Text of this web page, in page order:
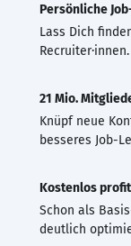
Persönliche
Lass Dich
Recruiter·innen.
21 Mio.
Knüpf neue
besseres Job-
Kostenlos
Schon als
deutlich